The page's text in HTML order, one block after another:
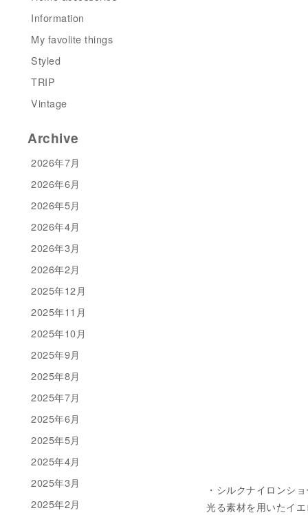
・シルクナイロンシ
光る素材を用いたイ
Information
My favolite things
Styled
TRIP
Vintage
Archive
2026年7月
2026年6月
2026年5月
2026年4月
2026年3月
2026年2月
2025年12月
2025年11月
2025年10月
2025年9月
2025年8月
2025年7月
2025年6月
2025年5月
2025年4月
2025年3月
2025年2月